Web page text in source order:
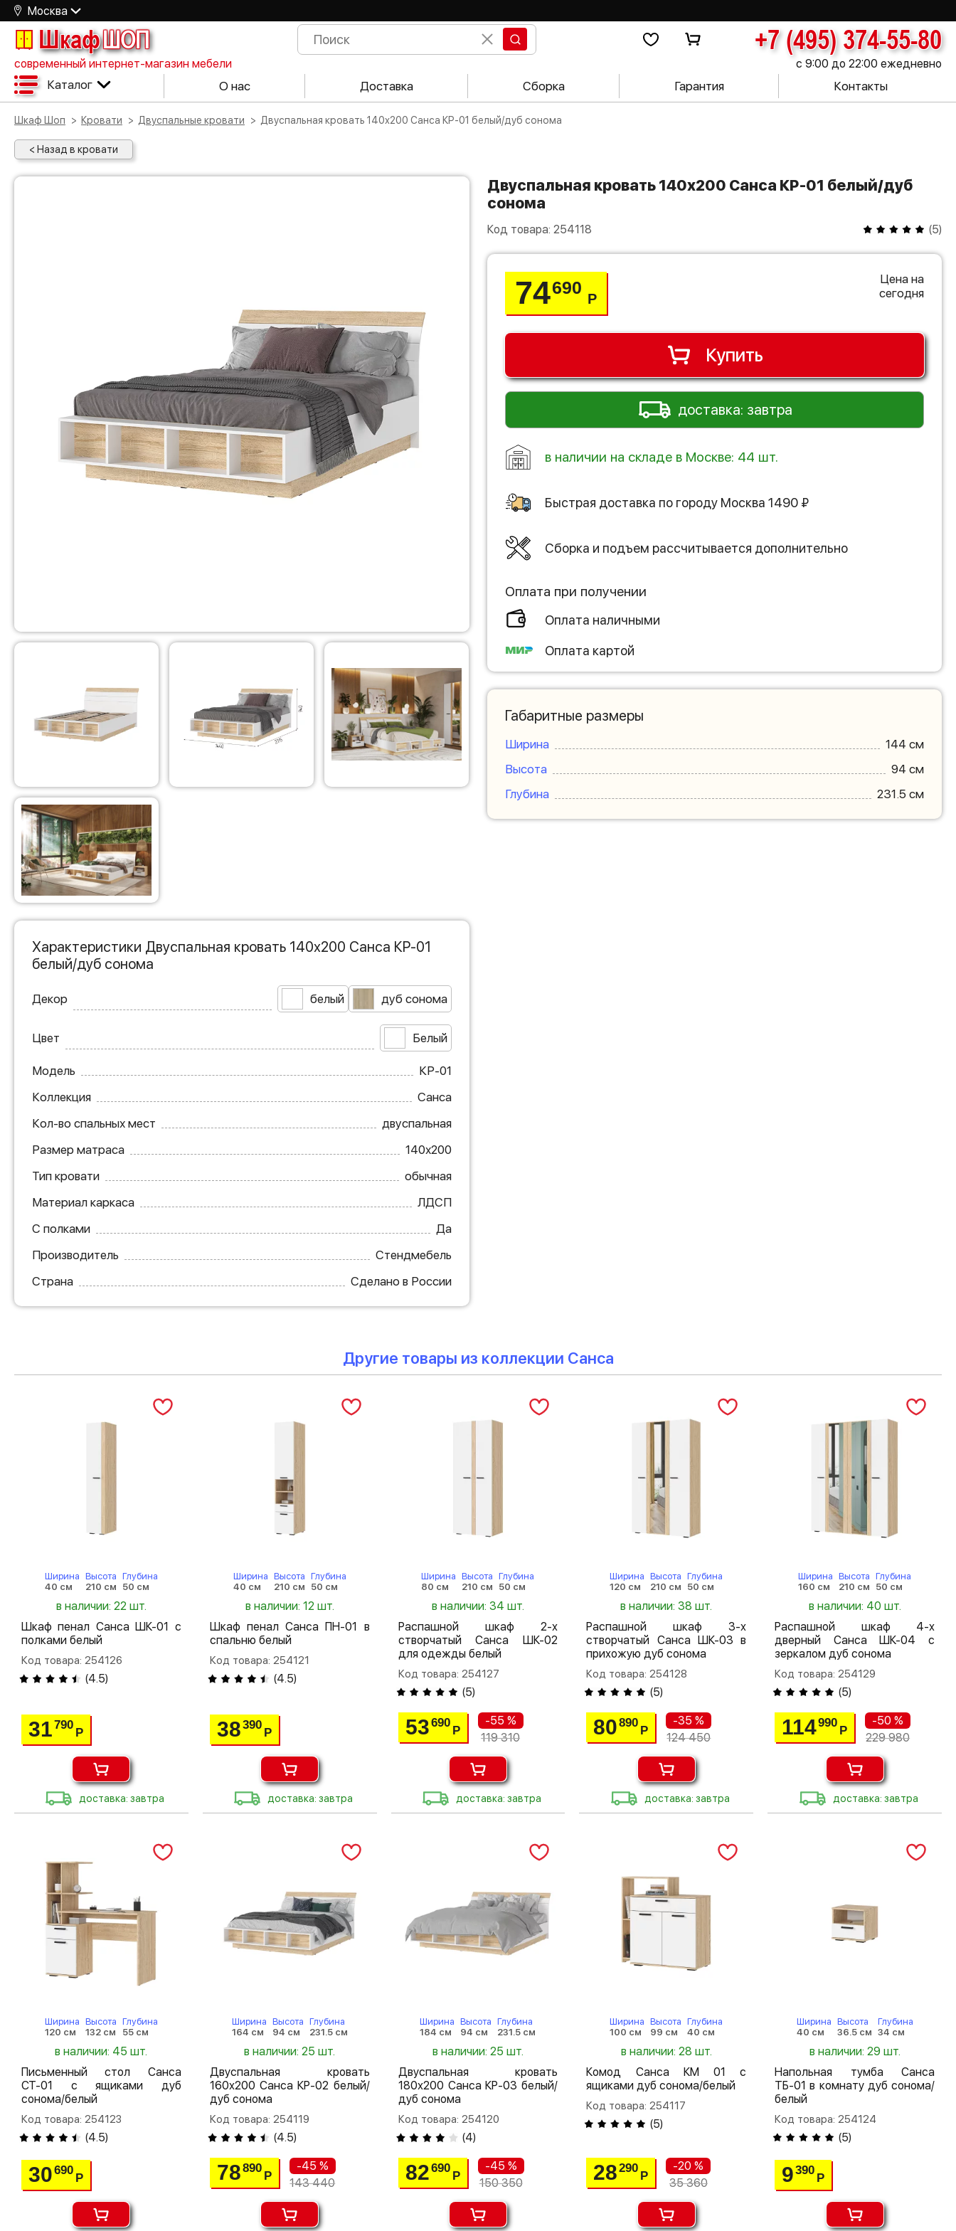
Москва
ШкафШОП +7 (495) 374-55-80
современный интернет-магазин мебели с 9:00 до 22:00 ежедневно
Каталог О нас Доставка Сборка Гарантия Контакты
Шкаф Шоп Кровати Двуспальные кровати Двуспальная кровать 140х200 Санса КР-01 белый/дуб сонома
< Назад в кровати
Двуспальная кровать 140х200 Санса КР-01 белый/дуб
сонома
Код товара: 254118 (5)
74690
Р
Цена на
сегодня
Купить
доставка: завтра
в наличии на складе в Москве: 44 шт.
Быстрая доставка по городу Москва 1490 ₽
Сборка и подъем рассчитывается дополнительно
Оплата при получении
Оплата наличными
Оплата картой
Габаритные размеры
Ширина
144 см
Высота
94 см
Глубина
231.5 см
Характеристики Двуспальная кровать 140х200 Санса КР-01
белый/дуб сонома
Декор белый дуб сонома
Цвет Белый
Модель
КР-01
Коллекция
Санса
Кол-во спальных мест
двуспальная
Размер матраса
140х200
Тип кровати
обычная
Материал каркаса
ЛДСП
С полками
Да
Производитель
Стендмебель
Страна
Сделано в России
Другие товары из коллекции Санса
Ширина
40 см
Высота
210 см
Глубина
50 см
в наличии: 22 шт.
Шкаф пенал Санса ШК-01 с
полками белый
Код товара: 254126
(4.5)
31790
Р
доставка: завтра
Ширина
40 см
Высота
210 см
Глубина
50 см
в наличии: 12 шт.
Шкаф пенал Санса ПН-01 в
спальню белый
Код товара: 254121
(4.5)
38390
Р
доставка: завтра
Ширина
80 см
Высота
210 см
Глубина
50 см
в наличии: 34 шт.
Распашной шкаф 2-х
створчатый Санса ШК-02
для одежды белый
Код товара: 254127
(5)
53690
Р
-55 %
119 310
доставка: завтра
Ширина
120 см
Высота
210 см
Глубина
50 см
в наличии: 38 шт.
Распашной шкаф 3-х
створчатый Санса ШК-03 в
прихожую дуб сонома
Код товара: 254128
(5)
80890
Р
-35 %
124 450
доставка: завтра
Ширина
160 см
Высота
210 см
Глубина
50 см
в наличии: 40 шт.
Распашной шкаф 4-х
дверный Санса ШК-04 с
зеркалом дуб сонома
Код товара: 254129
(5)
114990
Р
-50 %
229 980
доставка: завтра
Ширина
120 см
Высота
132 см
Глубина
55 см
в наличии: 45 шт.
Письменный стол Санса
СТ-01 с ящиками дуб
сонома/белый
Код товара: 254123
(4.5)
30690
Р
Ширина
164 см
Высота
94 см
Глубина
231.5 см
в наличии: 25 шт.
Двуспальная кровать
160х200 Санса КР-02 белый/
дуб сонома
Код товара: 254119
(4.5)
78890
Р
-45 %
143 440
Ширина
184 см
Высота
94 см
Глубина
231.5 см
в наличии: 25 шт.
Двуспальная кровать
180х200 Санса КР-03 белый/
дуб сонома
Код товара: 254120
(4)
82690
Р
-45 %
150 350
Ширина
100 см
Высота
99 см
Глубина
40 см
в наличии: 28 шт.
Комод Санса КМ 01 с
ящиками дуб сонома/белый
Код товара: 254117
(5)
28290
Р
-20 %
35 360
Ширина
40 см
Высота
36.5 см
Глубина
34 см
в наличии: 29 шт.
Напольная тумба Санса
ТБ-01 в комнату дуб сонома/
белый
Код товара: 254124
(5)
9390
Р